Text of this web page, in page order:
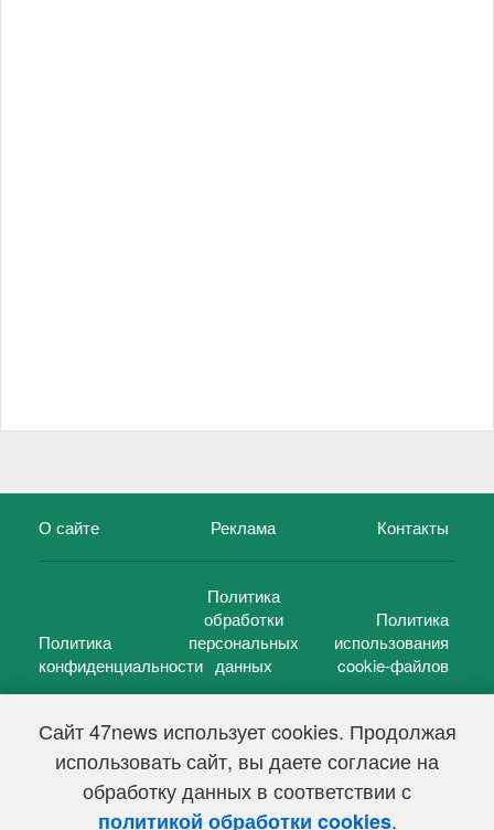
Сайт 47news использует cookies. Продолжая
использовать сайт, вы даете согласие на
обработку данных в соответствии с
политикой обработки cookies.
О сайте Реклама Контакты
Политика
конфиденциальности
Политика
обработки
персональных
данных
Политика
использования
cookie-файлов
47 новостей (47 news)2005 — 2026 г.
Свидетельство о регистрации СМИ Эл № ФС 77-39848, выдано
Федеральной службой по надзору в сфере связи,